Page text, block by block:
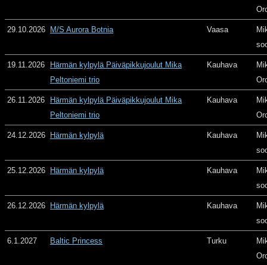
29.10.2026 M/S Aurora Botnia Vaasa
19.11.2026
Härmän kylpylä Päiväpikkujoulut Mika
Peltoniemi trio
Kauhava
26.11.2026
Härmän kylpylä Päiväpikkujoulut Mika
Peltoniemi trio
Kauhava
24.12.2026 Härmän kylpylä Kauhava
25.12.2026 Härmän kylpylä Kauhava
26.12.2026 Härmän kylpylä Kauhava
6.1.2027 Baltic Princess Turku